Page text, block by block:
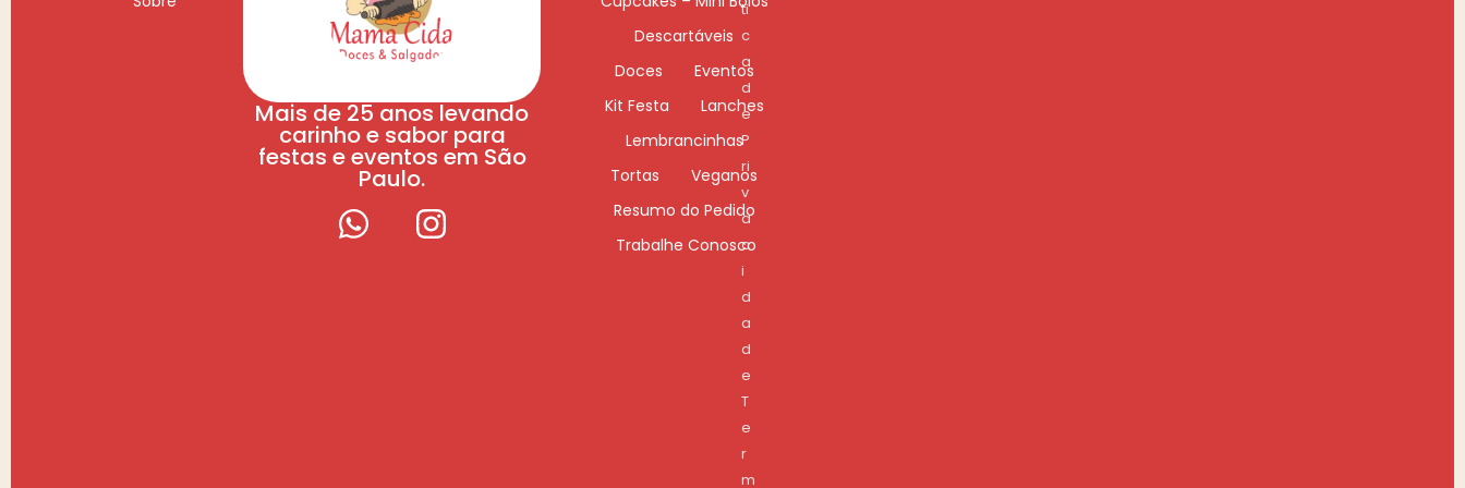
Mais de 25 anos levando
carinho e sabor para
festas e eventos em São
Paulo.
Descartáveis
Doces
Eventos
Kit Festa
Lanches
Lembrancinhas
Tortas
Veganos
Resumo do Pedido
Trabalhe Conosco
ti
c
a
d
e
P
ri
v
a
c
i
d
a
d
e
T
e
r
m